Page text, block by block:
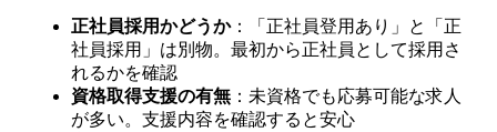
正社員採用かどうか：「正社員登用あり」と「正
社員採用」は別物。最初から正社員として採用さ
れるかを確認
資格取得支援の有無 ：未資格でも応募可能な求人
が多い。支援内容を確認すると安心